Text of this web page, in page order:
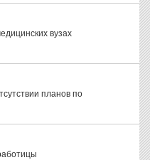
вузах
планов по